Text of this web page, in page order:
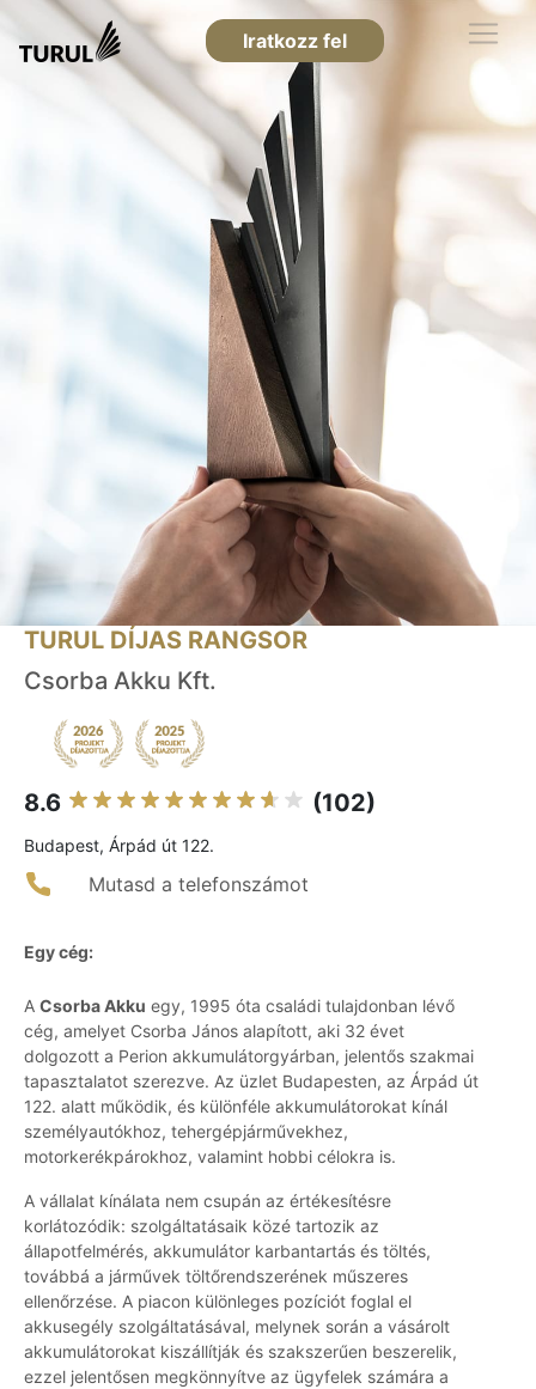
Iratkozz fel
TURUL DÍJAS RANGSOR
Csorba Akku Kft.
8.6 (102)
Budapest, Árpád út 122.
Mutasd a telefonszámot
Egy cég:
A Csorba Akku egy, 1995 óta családi tulajdonban lévő
cég, amelyet Csorba János alapított, aki 32 évet
dolgozott a Perion akkumulátorgyárban, jelentős szakmai
tapasztalatot szerezve. Az üzlet Budapesten, az Árpád út
122. alatt működik, és különféle akkumulátorokat kínál
személyautókhoz, tehergépjárművekhez,
motorkerékpárokhoz, valamint hobbi célokra is.
A vállalat kínálata nem csupán az értékesítésre
korlátozódik: szolgáltatásaik közé tartozik az
állapotfelmérés, akkumulátor karbantartás és töltés,
továbbá a járművek töltőrendszerének műszeres
ellenőrzése. A piacon különleges pozíciót foglal el
akkusegély szolgáltatásával, melynek során a vásárolt
akkumulátorokat kiszállítják és szakszerűen beszerelik,
ezzel jelentősen megkönnyítve az ügyfelek számára a